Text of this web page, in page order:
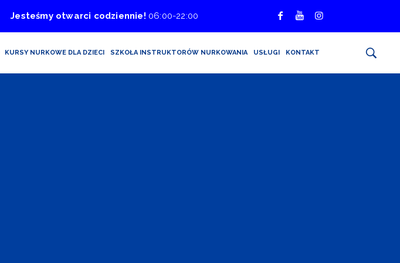
Jesteśmy otwarci codziennie! 06:00-22:00
KURSY NURKOWE DLA DZIECI SZKOŁA INSTRUKTORÓW NURKOWANIA USŁUGI KONTAKT